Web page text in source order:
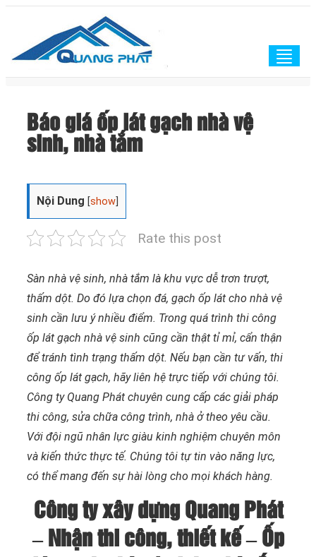
Báo giá ốp lát gạch nhà vệ
sinh, nhà tắm
Nội Dung [show
Rate this post
Sàn nhà vệ sinh, nhà tắm là khu vực dễ trơn trượt,
thấm dột. Do đó lựa chọn đá, gạch ốp lát cho nhà vệ
sinh cần lưu ý nhiều điểm. Trong quá trình thi công
ốp lát gạch nhà vệ sinh cũng cần thật tỉ mỉ, cẩn thận
để tránh tình trạng thấm dột. Nếu bạn cần tư vấn, thi
công ốp lát gạch, hãy liên hệ trực tiếp với chúng tôi.
Công ty Quang Phát chuyên cung cấp các giải pháp
thi công, sửa chữa công trình, nhà ở theo yêu cầu.
Với đội ngũ nhân lực giàu kinh nghiệm chuyên môn
và kiến thức thực tế. Chúng tôi tự tin vào năng lực,
có thể mang đến sự hài lòng cho mọi khách hàng.
Công ty xây dựng Quang Phát
– Nhận thi công, thiết kế – Ốp